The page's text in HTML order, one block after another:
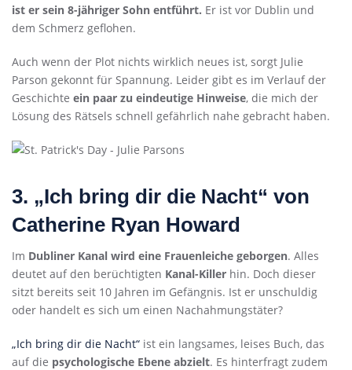
ist er sein 8-jähriger Sohn entführt. Er ist vor Dublin und
dem Schmerz geflohen.
Auch wenn der Plot nichts wirklich neues ist, sorgt Julie
Parson gekonnt für Spannung. Leider gibt es im Verlauf der
Geschichte ein paar zu eindeutige Hinweise, die mich der
Lösung des Rätsels schnell gefährlich nahe gebracht haben.
3. „Ich bring dir die Nacht“ von
Catherine Ryan Howard
Im Dubliner Kanal wird eine Frauenleiche geborgen. Alles
deutet auf den berüchtigten Kanal-Killer hin. Doch dieser
sitzt bereits seit 10 Jahren im Gefängnis. Ist er unschuldig
oder handelt es sich um einen Nachahmungstäter?
„Ich bring dir die Nacht“ ist ein langsames, leises Buch, das
auf die psychologische Ebene abzielt. Es hinterfragt zudem